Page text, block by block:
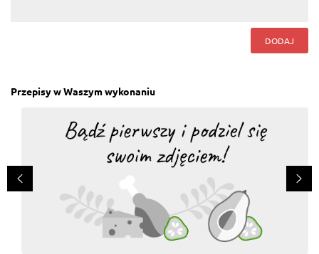
DODAJ
Przepisy w Waszym wykonaniu